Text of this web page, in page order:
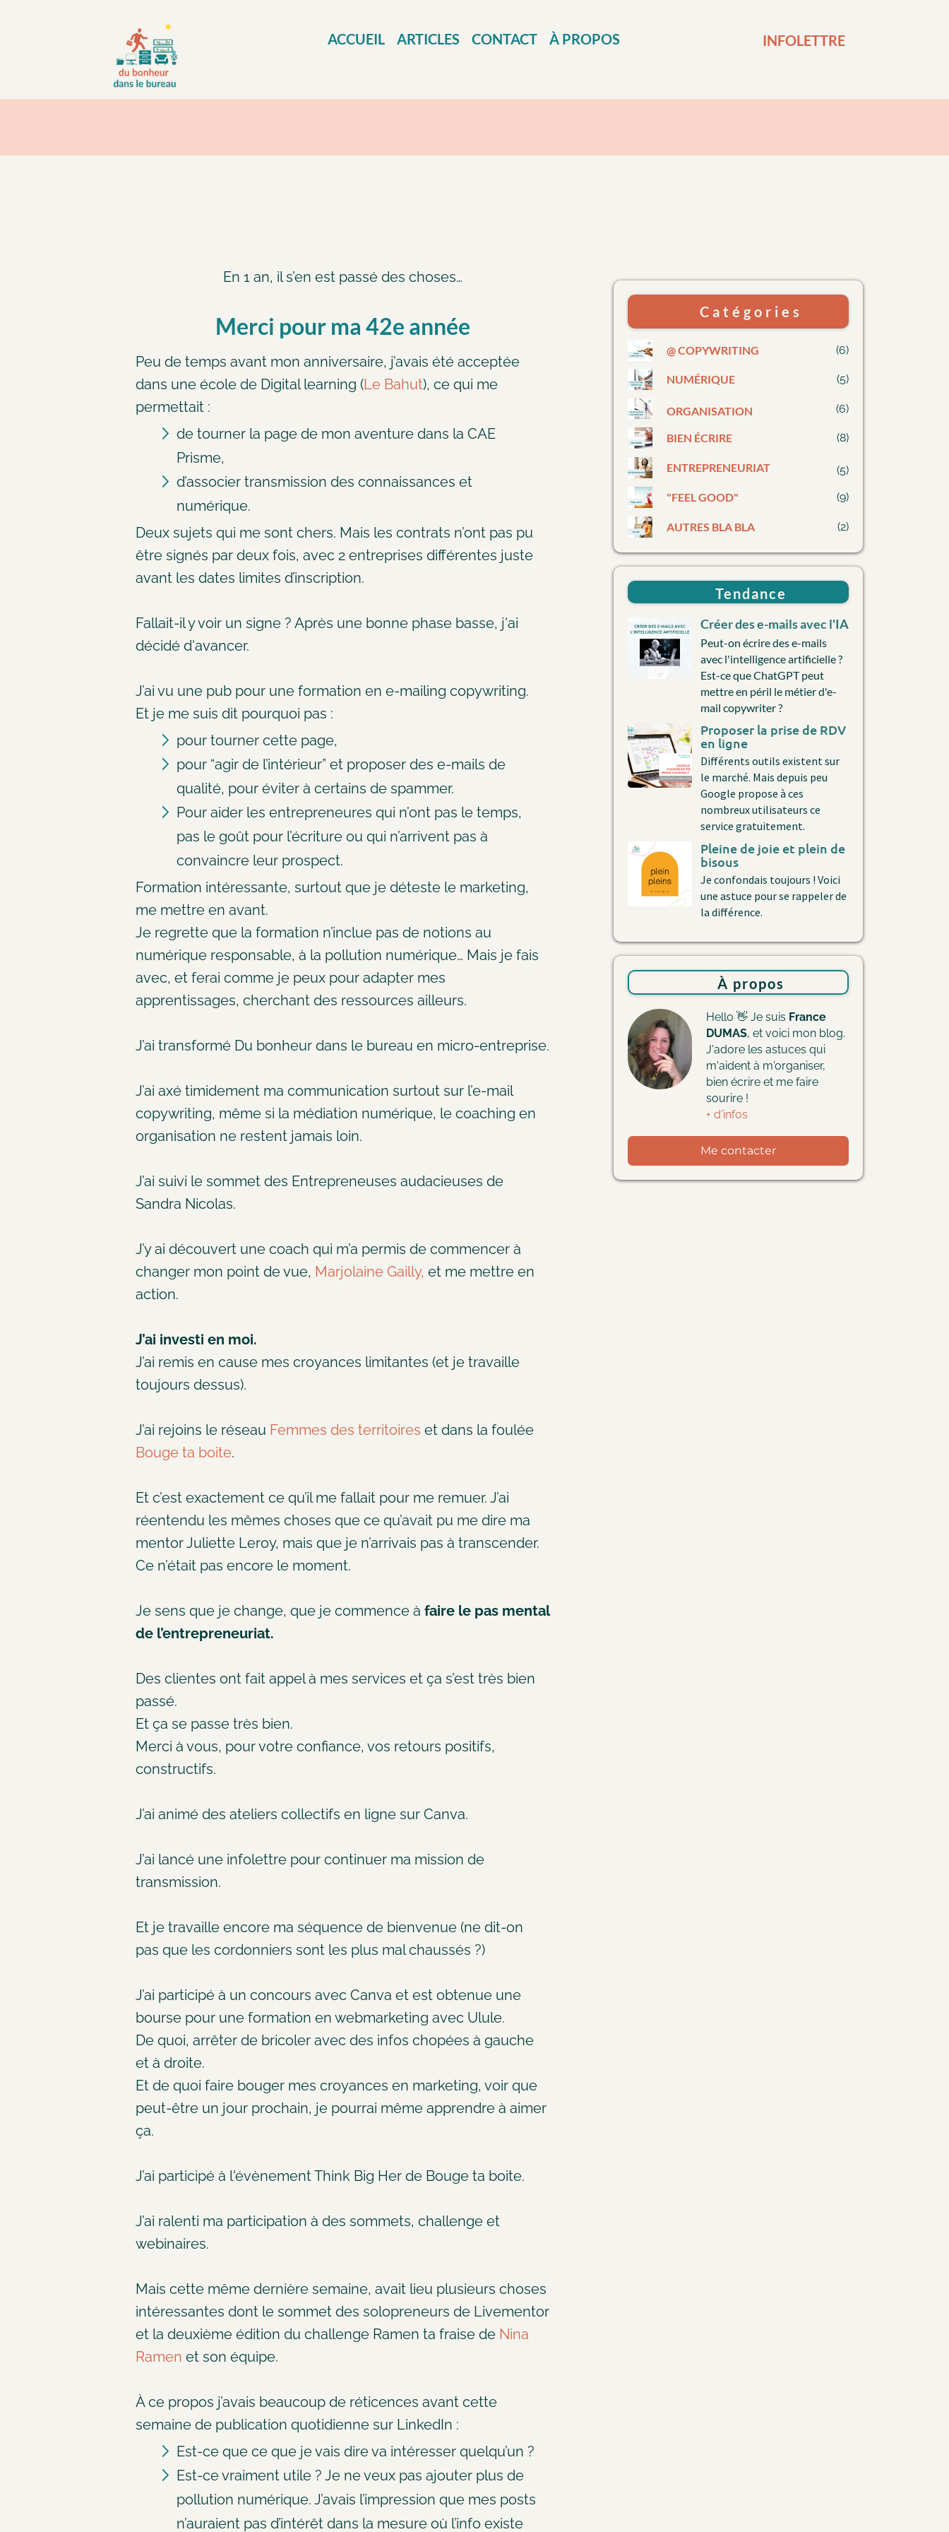
ACCUEIL ARTICLES CONTACT À PROPOS INFOLETTRE
En 1 an, il s’en est passé des choses…
Merci pour ma 42e année
Peu de temps avant mon anniversaire, j’avais été acceptée
dans une école de Digital learning (Le Bahut), ce qui me
permettait :
de tourner la page de mon aventure dans la CAE
Prisme,
d’associer transmission des connaissances et
numérique.
Deux sujets qui me sont chers. Mais les contrats n’ont pas pu
être signés par deux fois, avec 2 entreprises différentes juste
avant les dates limites d’inscription.
Fallait-il y voir un signe ? Après une bonne phase basse, j'ai
décidé d'avancer.
J’ai vu une pub pour une formation en e-mailing copywriting.
Et je me suis dit pourquoi pas :
pour tourner cette page,
pour “agir de l’intérieur” et proposer des e-mails de
qualité, pour éviter à certains de spammer.
Pour aider les entrepreneures qui n’ont pas le temps,
pas le goût pour l’écriture ou qui n’arrivent pas à
convaincre leur prospect.
Formation intéressante, surtout que je déteste le marketing,
me mettre en avant.
Je regrette que la formation n’inclue pas de notions au
numérique responsable, à la pollution numérique… Mais je fais
avec, et ferai comme je peux pour adapter mes
apprentissages, cherchant des ressources ailleurs.
J’ai transformé Du bonheur dans le bureau en micro-entreprise.
J’ai axé timidement ma communication surtout sur l’e-mail
copywriting, même si la médiation numérique, le coaching en
organisation ne restent jamais loin.
J’ai suivi le sommet des Entrepreneuses audacieuses de
Sandra Nicolas.
J’y ai découvert une coach qui m’a permis de commencer à
changer mon point de vue, Marjolaine Gailly, et me mettre en
action.
J’ai investi en moi.
J’ai remis en cause mes croyances limitantes (et je travaille
toujours dessus).
J’ai rejoins le réseau Femmes des territoires et dans la foulée
Bouge ta boite.
Et c’est exactement ce qu’il me fallait pour me remuer. J’ai
réentendu les mêmes choses que ce qu’avait pu me dire ma
mentor Juliette Leroy, mais que je n’arrivais pas à transcender.
Ce n’était pas encore le moment.
Je sens que je change, que je commence à faire le pas mental
de l’entrepreneuriat.
Des clientes ont fait appel à mes services et ça s’est très bien
passé.
Et ça se passe très bien.
Merci à vous, pour votre confiance, vos retours positifs,
constructifs.
J’ai animé des ateliers collectifs en ligne sur Canva.
J’ai lancé une infolettre pour continuer ma mission de
transmission.
Et je travaille encore ma séquence de bienvenue (ne dit-on
pas que les cordonniers sont les plus mal chaussés ?)
J’ai participé à un concours avec Canva et est obtenue une
bourse pour une formation en webmarketing avec Ulule.
De quoi, arrêter de bricoler avec des infos chopées à gauche
et à droite.
Et de quoi faire bouger mes croyances en marketing, voir que
peut-être un jour prochain, je pourrai même apprendre à aimer
ça.
J’ai participé à l'évènement Think Big Her de Bouge ta boite.
J’ai ralenti ma participation à des sommets, challenge et
webinaires.
Mais cette même dernière semaine, avait lieu plusieurs choses
intéressantes dont le sommet des solopreneurs de Livementor
et la deuxième édition du challenge Ramen ta fraise de Nina
Ramen et son équipe.
À ce propos j’avais beaucoup de réticences avant cette
semaine de publication quotidienne sur LinkedIn :
Est-ce que ce que je vais dire va intéresser quelqu’un ?
Est-ce vraiment utile ? Je ne veux pas ajouter plus de
pollution numérique. J’avais l’impression que mes posts
n’auraient pas d’intérêt dans la mesure où l’info existe
Catégories
@ COPYWRITING (6)
NUMÉRIQUE (5)
ORGANISATION (6)
BIEN ÉCRIRE (8)
ENTREPRENEURIAT (5)
"FEEL GOOD" (9)
AUTRES BLA BLA (2)
Tendance
Créer des e-mails avec l'IA
Peut-on écrire des e-mails
avec l'intelligence artificielle ?
Est-ce que ChatGPT peut
mettre en péril le métier d'e-
mail copywriter ?
Proposer la prise de RDV
en ligne
Différents outils existent sur
le marché. Mais depuis peu
Google propose à ces
nombreux utilisateurs ce
service gratuitement.
Pleine de joie et plein de
bisous
Je confondais toujours ! Voici
une astuce pour se rappeler de
la différence.
À propos
Hello 👋 Je suis France
DUMAS, et voici mon blog.
J'adore les astuces qui
m'aident à m'organiser,
bien écrire et me faire
sourire !
+ d'infos
Me contacter